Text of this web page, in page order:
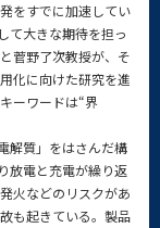
をすでに加速してい
て大きな期待を担っ
菅野了次教授が、そ
化に向けた研究を進
ーワードは“界
解質」をはさんだ構
放電と充電が繰り返
火などのリスクがあ
も起きている。製品